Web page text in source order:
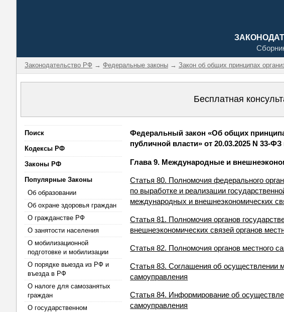
Законодательство РФ → Федеральные законы → Закон об общих принципах
Бесплатная
Поиск
Кодексы РФ
Законы РФ
Популярные Законы
Об образовании
Об охране здоровья граждан
О гражданстве РФ
О занятости населения
О мобилизационной
подготовке и мобилизации
О порядке выезда из РФ и
въезда в РФ
О налоге для самозанятых
граждан
О государственном
Федеральный закон «Об общих
публичной власти» от 20.03.2025 N 33-ФЗ
Глава 9. Международные и
Статья 80. Полномочия федерального
по выработке и реализации
международных и внешнеэкономических
Статья 81. Полномочия органов
внешнеэкономических связей органов
Статья 82. Полномочия органов местного
Статья 83. Соглашения об осуществлении
самоуправления
Статья 84. Информирование об
самоуправления